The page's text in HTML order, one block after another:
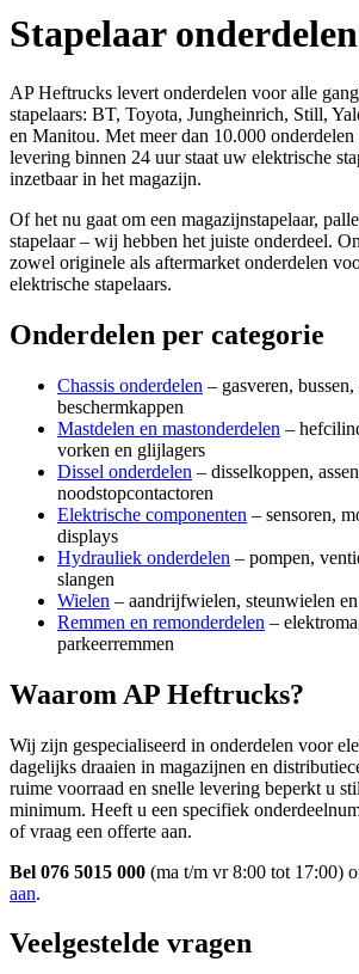
Stapelaar
AP Heftrucks levert onderdelen voor alle
stapelaars: BT, Toyota, Jungheinrich, Still,
en Manitou. Met meer dan 10.000 onderdelen
levering binnen 24 uur staat uw elektrische
inzetbaar in het magazijn.
Of het nu gaat om een magazijnstapelaar,
stapelaar – wij hebben het juiste onderdeel.
zowel originele als aftermarket onderdelen
elektrische stapelaars.
Onderdelen per categorie
Chassis onderdelen – gasveren, bussen,
beschermkappen
Mastdelen en mastonderdelen –
vorken en glijlagers
Dissel onderdelen – disselkoppen,
noodstopcontactoren
Elektrische componenten – sensoren,
displays
Hydrauliek onderdelen – pompen,
slangen
Wielen – aandrijfwielen, steunwielen
Remmen en remonderdelen –
parkeerremmen
Waarom AP Heftrucks?
Wij zijn gespecialiseerd in onderdelen voor
dagelijks draaien in magazijnen en
ruime voorraad en snelle levering beperkt u
minimum. Heeft u een specifiek
of vraag een offerte aan.
Bel 076 5015 000 (ma t/m vr 8:00 tot 17:00)
aan.
Veelgestelde vragen